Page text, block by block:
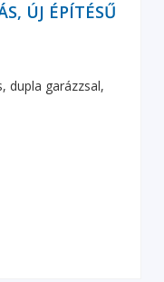
ÚJ ÉPÍTÉSŰ
dupla garázzsal,